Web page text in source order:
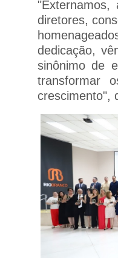
diretores,
dedicação,
sinônimo de
transformar
crescimento",